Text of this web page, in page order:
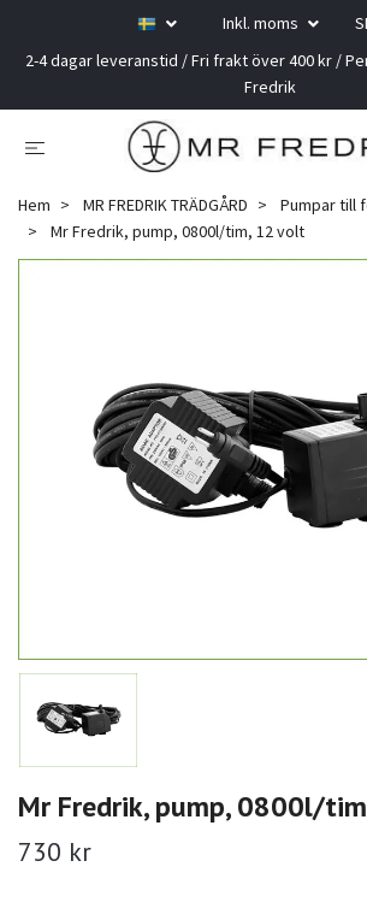
Inkl. moms
2-4 dagar leveranstid / Fri frakt över 400 kr /
Fredrik
Hem MR FREDRIK TRÄDGÅRD
Pumpar till
Mr Fredrik, pump, 0800l/tim, 12 volt
Mr Fredrik, pump, 0800l/
730 kr